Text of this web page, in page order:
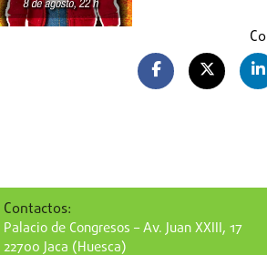
Contactos:
Palacio de Congresos – Av. Juan XXIII, 17
22700 Jaca (Huesca)